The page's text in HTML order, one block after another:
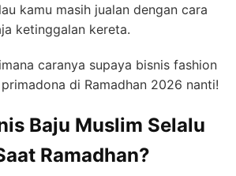
kamu masih jualan dengan cara
ketinggalan kereta.
caranya supaya bisnis fashion
di Ramadhan 2026 nanti!
Baju Muslim Selalu
Ramadhan?